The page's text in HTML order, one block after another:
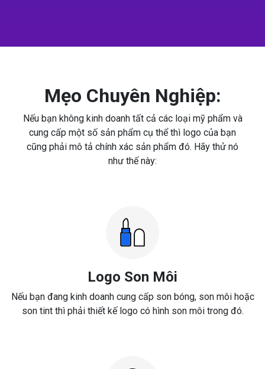
Mẹo Chuyên Nghiệp:
Nếu bạn không kinh doanh tất cả các loại mỹ phẩm và
cung cấp một số sản phẩm cụ thể thì logo của bạn
cũng phải mô tả chính xác sản phẩm đó. Hãy thử nó
như thế này:
Logo Son Môi
Nếu bạn đang kinh doanh cung cấp son bóng, son môi hoặc
son tint thì phải thiết kế logo có hình son môi trong đó.